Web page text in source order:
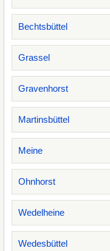
Bechtsbüttel
Grassel
Gravenhorst
Martinsbüttel
Meine
Ohnhorst
Wedelheine
Wedesbüttel